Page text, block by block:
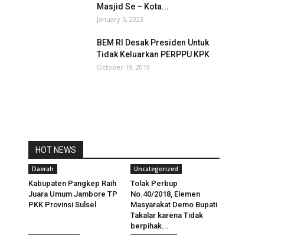
Masjid Se – Kota...
January 5, 2023
BEM RI Desak Presiden Untuk
Tidak Keluarkan PERPPU KPK
October 19, 2019
HOT NEWS
Daerah
Kabupaten Pangkep Raih
Juara Umum Jambore TP
PKK Provinsi Sulsel
Uncategorized
Tolak Perbup
No.40/2018, Elemen
Masyarakat Demo Bupati
Takalar karena Tidak
berpihak...